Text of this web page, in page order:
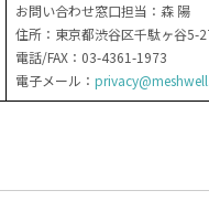
お問い合わせ窓口担当：森 陽
住所：東京都渋谷区千駄ヶ谷5-
電話/FAX：03-4361-1973
電子メール：